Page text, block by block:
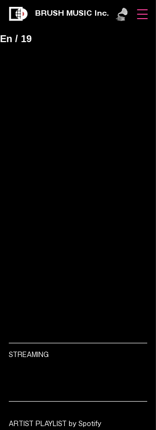
BRUSH MUSIC Inc.
En / 19
STREAMING
ARTIST PLAYLIST by Spotify